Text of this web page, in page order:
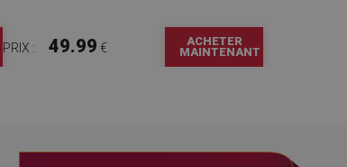
PRIX : 49.99 €
ACHETER
MAINTENANT